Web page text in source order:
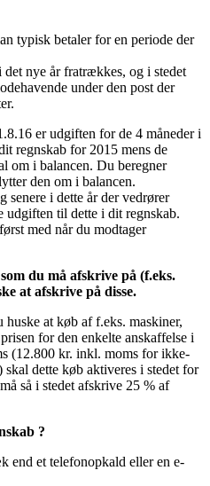
typisk betaler for en periode der
det nye år fratrækkes, og i stedet
under den post der
er udgiften for de 4 måneder i
regnskab for 2015 mens de
om i balancen. Du beregner
den om i balancen.
senere i dette år der vedrører
udgiften til dette i dit regnskab.
med når du modtager
du må afskrive på (f.eks.
at afskrive på disse.
at køb af f.eks. maskiner,
for den enkelte anskaffelse i
(12.800 kr. inkl. moms for ikke-
dette køb aktiveres i stedet for
så i stedet afskrive 25 % af
?
end et telefonopkald eller en e-